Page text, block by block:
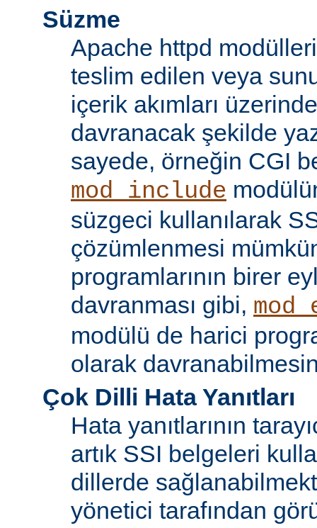
Süzme
Apache httpd
teslim edilen veya
içerik akımları
davranacak şekilde
sayede, örneğin CGI
mod_include
süzgeci kullanılarak
çözümlenmesi
programlarının birer
davranması gibi,
modülü de harici
olarak
Çok Dilli Hata Yanıtları
Hata yanıtlarının
artık SSI belgeleri
dillerde
yönetici tarafından